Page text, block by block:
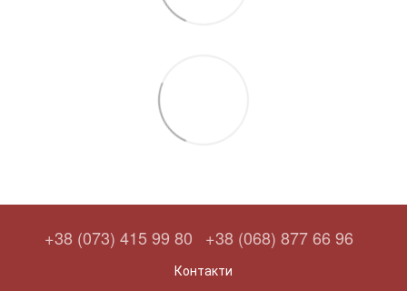
+38 (073) 415 99 80 +38 (068) 877 66 96
Контакти